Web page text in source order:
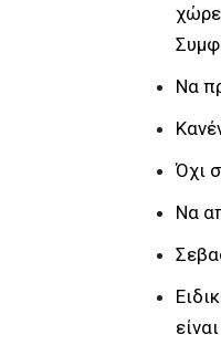
Να
Όχι
Να